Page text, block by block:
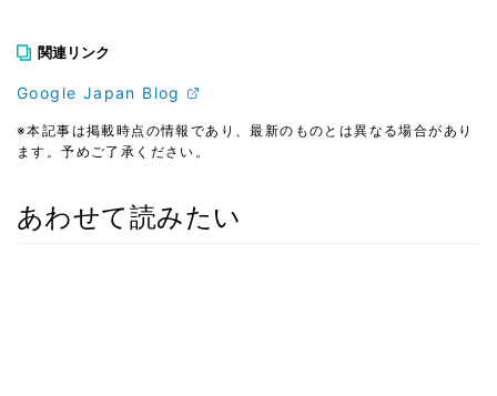
関連リンク
Google Japan Blog
※本記事は掲載時点の情報であり、最新のものとは異なる場合があり
ます。予めご了承ください。
あわせて読みたい